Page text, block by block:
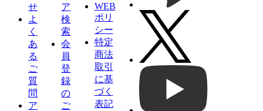
せ
よ
く
あ
る
ご
質
問
ア
ア
検
索
会
員
登
録
の
ご
WEB
ポリ
シー
特定
商法
取引
に基
づく
表記